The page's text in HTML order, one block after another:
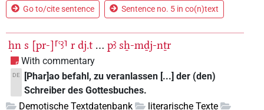
Go to/cite sentence Sentence no. 5 in co(n)text
ḥn s [pr-]⸢ꜥꜣ⸣ r dj.t ... pꜣ sẖ-mḏj-nṯr
With commentary
DE
[Phar]ao befahl, zu veranlassen [...] der (den)
Schreiber des Gottesbuches.
Demotische Textdatenbank
literarische Texte